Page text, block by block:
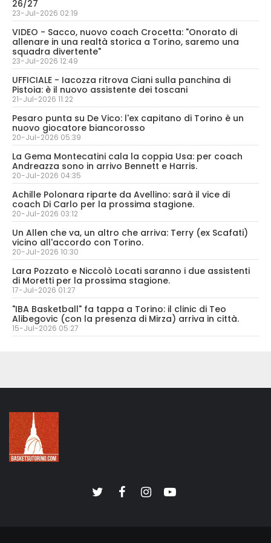
26/27
23-Jul-2026 02:19
VIDEO - Sacco, nuovo coach Crocetta: "Onorato di
allenare in una realtà storica a Torino, saremo una
squadra divertente"
23-Jul-2026 12:49
UFFICIALE - Iacozza ritrova Ciani sulla panchina di
Pistoia: è il nuovo assistente dei toscani
21-Jul-2026 11:22
Pesaro punta su De Vico: l'ex capitano di Torino è un
nuovo giocatore biancorosso
20-Jul-2026 05:39
La Gema Montecatini cala la coppia Usa: per coach
Andreazza sono in arrivo Bennett e Harris.
20-Jul-2026 04:35
Achille Polonara riparte da Avellino: sarà il vice di
coach Di Carlo per la prossima stagione.
20-Jul-2026 03:12
Un Allen che va, un altro che arriva: Terry (ex Scafati)
vicino all'accordo con Torino.
20-Jul-2026 10:30
Lara Pozzato e Niccolò Locati saranno i due assistenti
di Moretti per la prossima stagione.
17-Jul-2026 01:27
"IBA Basketball" fa tappa a Torino: il clinic di Teo
Alibegovic (con la presenza di Mirza) arriva in città.
15-Jul-2026 05:27